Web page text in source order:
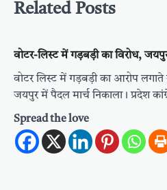
Related Posts
वोटर-लिस्ट में गड़बड़ी का विरोध,
वोटर लिस्ट में गड़बड़ी का आरोप
जयपुर में पैदल मार्च निकाला। प्रदेश
Spread the love